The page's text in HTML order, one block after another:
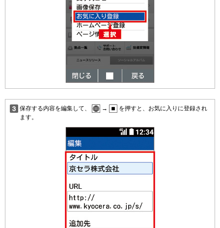
保存する内容を編集して、 →
を押すと、お気に入りに登録され
ます。